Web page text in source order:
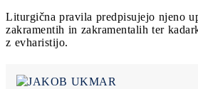
Liturgična pravila predpisujejo njeno
zakramentih in zakramentalih ter
z evharistijo.